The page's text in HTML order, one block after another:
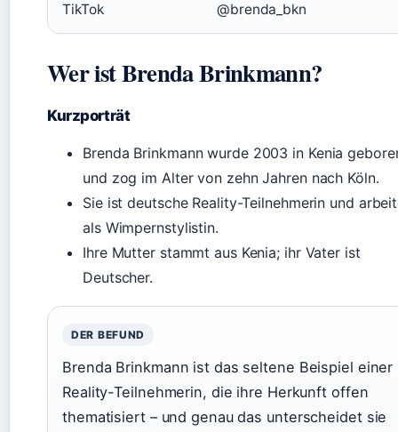
TikTok @brenda_bkn
Wer ist Brenda Brinkmann?
Kurzporträt
Brenda Brinkmann wurde 2003 in Kenia
und zog im Alter von zehn Jahren nach Köln.
Sie ist deutsche Reality-Teilnehmerin und
als Wimpernstylistin.
Ihre Mutter stammt aus Kenia; ihr Vater ist
Deutscher.
DER BEFUND
Brenda Brinkmann ist das seltene Beispiel einer
Reality-Teilnehmerin, die ihre Herkunft offen
thematisiert – und genau das unterscheidet sie